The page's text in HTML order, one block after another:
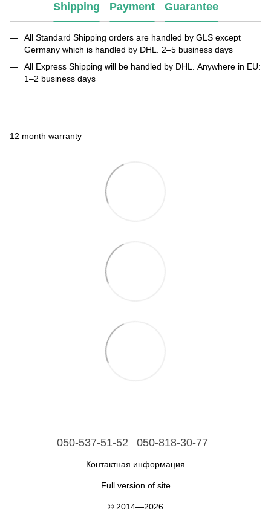
Shipping Payment Guarantee
All Standard Shipping orders are handled by GLS except
Germany which is handled by DHL. 2–5 business days
All Express Shipping will be handled by DHL. Anywhere in EU:
1–2 business days
12 month warranty
050-537-51-52 050-818-30-77
Контактная информация
Full version of site
© 2014—2026